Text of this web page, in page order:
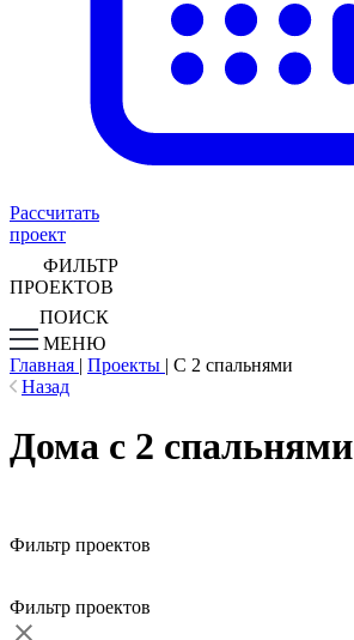
Рассчитать
проект
ФИЛЬТР
ПРОЕКТОВ
ПОИСК
МЕНЮ
Главная | Проекты | С 2 спальнями
Назад
Дома с 2 спальнями
Фильтр проектов
Фильтр проектов